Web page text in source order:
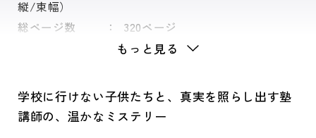
縦/束幅）
総ページ数 320ページ
もっと見る
学校に行けない子供たちと、真実を照らし出す塾
講師の、温かなミステリー